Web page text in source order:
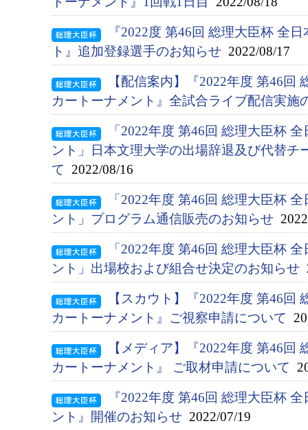
『2022度 第46回 総理大臣杯 全
ト』追加登録選手のお知らせ 2022/08/17
【配信案内】『2022年度 第46回
カートーナメント』全試合ライブ配信実施
「2022年度 第46回 総理大臣杯
ント」日本文理大学の出場辞退及び代替チ
て 2022/08/16
「2022年度 第46回 総理大臣杯
ント」プログラム通信販売のお知らせ
「2022年度 第46回 総理大臣杯
ント」出場校および組合せ決定のお知らせ
【スカウト】『2022年度 第46回
カートーナメント』ご視察申請について
【メディア】『2022年度 第46回
カートーナメント』 ご取材申請について
『2022年度 第46回 総理大臣杯
ント』開催のお知らせ 2022/07/19